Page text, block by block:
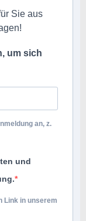
Sie aus
um sich
an, z.
und
Link in unserem